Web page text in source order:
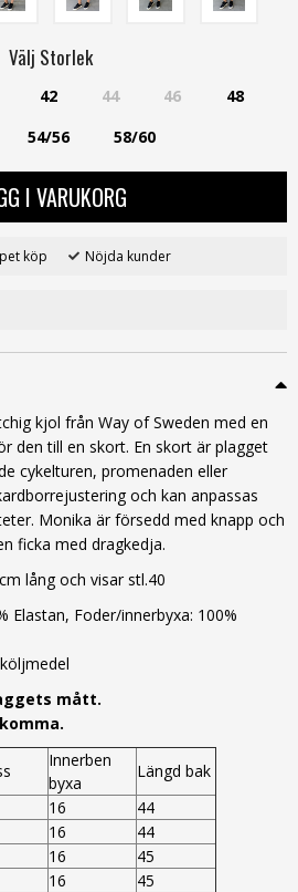
Välj Storlek
42 44 46
48
54/56 58/60
I VARUKORG
köp Nöjda kunder
kjol från Way of Sweden med en
den till en skort. En skort är plagget
cykelturen, promenaden eller
och kan anpassas
Monika är försedd med knapp och
ficka med dragkedja.
lång och visar stl.40
Elastan, Foder/innerbyxa: 100%
mått.
Innerben
byxa
Längd bak
16
44
16
44
16
45
16
45